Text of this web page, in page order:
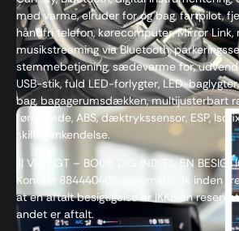
med varme, elruder for og bag, fartpilot,
håndfri telefon, kørecomputer, Mirror
musikstreaming via Bluetooth,
stemmebetjening, sædevarme for,
USB-stik, fuld LED-forlygter, LED-
bag, bagagerumsdækken, multijusterbart
førersæde, ABS, dæktrykssensor, ESP,
skiltegenkendelse.
||| VIGTIGT – BOOK DIG IND TIL EN
Kontakt 88444040/salg@mkbil.dk inden
at en aftalt besigtigelse er IKKE en
andet er aftalt.